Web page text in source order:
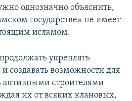
однозначно объяснить,
государстве» не имеет
исламом.
укреплять
создавать возможности для
строителями
их от всяких клановых,